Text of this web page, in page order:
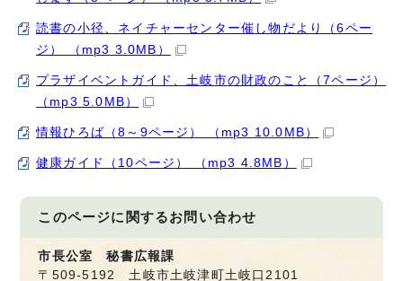
読書の小径、ネイチャーセンター催し物だより（6ペー
ジ） （mp3 3.0MB）
プラザイベントガイド、土岐市の財政のこと（7ページ）
（mp3 5.0MB）
情報ひろば（8～9ページ） （mp3 10.0MB）
健康ガイド（10ページ） （mp3 4.8MB）
このページに関するお問い合わせ
市長公室 秘書広報課
〒509-5192 土岐市土岐津町土岐口2101